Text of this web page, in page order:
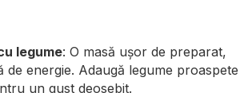
legume: O masă ușor de preparat,
de energie. Adaugă legume proaspete
un gust deosebit.